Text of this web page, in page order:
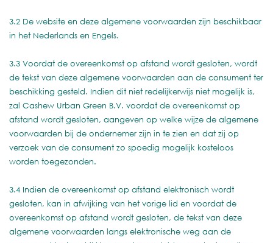
3.2 De website en deze algemene voorwaarden zijn beschikbaar
in het Nederlands en Engels.
3.3 Voordat de overeenkomst op afstand wordt gesloten, wordt
de tekst van deze algemene voorwaarden aan de consument ter
beschikking gesteld. Indien dit niet redelijkerwijs niet mogelijk is,
zal Cashew Urban Green B.V. voordat de overeenkomst op
afstand wordt gesloten, aangeven op welke wijze de algemene
voorwaarden bij de ondernemer zijn in te zien en dat zij op
verzoek van de consument zo spoedig mogelijk kosteloos
worden toegezonden.
3.4 Indien de overeenkomst op afstand elektronisch wordt
gesloten, kan in afwijking van het vorige lid en voordat de
overeenkomst op afstand wordt gesloten, de tekst van deze
algemene voorwaarden langs elektronische weg aan de